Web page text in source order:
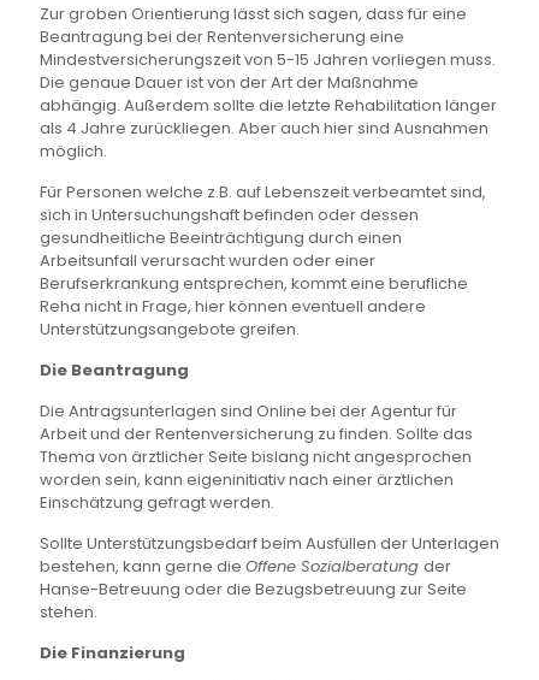
Zur groben Orientierung lässt sich sagen, dass für eine
Beantragung bei der Rentenversicherung eine
Mindestversicherungszeit von 5-15 Jahren vorliegen muss.
Die genaue Dauer ist von der Art der Maßnahme
abhängig. Außerdem sollte die letzte Rehabilitation länger
als 4 Jahre zurückliegen. Aber auch hier sind Ausnahmen
möglich.
Für Personen welche z.B. auf Lebenszeit verbeamtet sind,
sich in Untersuchungshaft befinden oder dessen
gesundheitliche Beeinträchtigung durch einen
Arbeitsunfall verursacht wurden oder einer
Berufserkrankung entsprechen, kommt eine berufliche
Reha nicht in Frage, hier können eventuell andere
Unterstützungsangebote greifen.
Die Beantragung
Die Antragsunterlagen sind Online bei der Agentur für
Arbeit und der Rentenversicherung zu finden. Sollte das
Thema von ärztlicher Seite bislang nicht angesprochen
worden sein, kann eigeninitiativ nach einer ärztlichen
Einschätzung gefragt werden.
Sollte Unterstützungsbedarf beim Ausfüllen der Unterlagen
bestehen, kann gerne die Offene Sozialberatung der
Hanse-Betreuung oder die Bezugsbetreuung zur Seite
stehen.
Die Finanzierung